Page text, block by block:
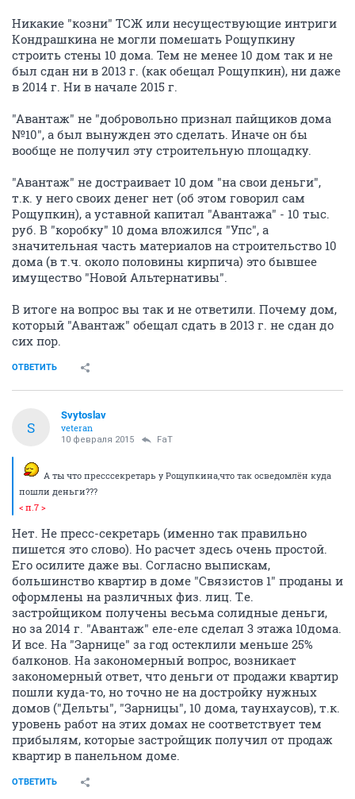
Никакие "козни" ТСЖ или несуществующие интриги
Кондрашкина не могли помешать Рощупкину
строить стены 10 дома. Тем не менее 10 дом так и не
был сдан ни в 2013 г. (как обещал Рощупкин), ни даже
в 2014 г. Ни в начале 2015 г.
"Авантаж" не "добровольно признал пайщиков дома
№10", а был вынужден это сделать. Иначе он бы
вообще не получил эту строительную площадку.
"Авантаж" не достраивает 10 дом "на свои деньги",
т.к. у него своих денег нет (об этом говорил сам
Рощупкин), а уставной капитал "Авантажа" - 10 тыс.
руб. В "коробку" 10 дома вложился "Упс", а
значительная часть материалов на строительство 10
дома (в т.ч. около половины кирпича) это бывшее
имущество "Новой Альтернативы".
В итоге на вопрос вы так и не ответили. Почему дом,
который "Авантаж" обещал сдать в 2013 г. не сдан до
сих пор.
ОТВЕТИТЬ
S
Svytoslav
veteran
10 февраля 2015 FaT
А ты что пресссекретарь у Рощупкина,что так осведомлён куда
пошли деньги???
< п.7 >
Нет. Не пресс-секретарь (именно так правильно
пишется это слово). Но расчет здесь очень простой.
Его осилите даже вы. Согласно выпискам,
большинство квартир в доме "Связистов 1" проданы и
оформлены на различных физ. лиц. Т.е.
застройщиком получены весьма солидные деньги,
но за 2014 г. "Авантаж" еле-еле сделал 3 этажа 10дома.
И все. На "Зарнице" за год остеклили меньше 25%
балконов. На закономерный вопрос, возникает
закономерный ответ, что деньги от продажи квартир
пошли куда-то, но точно не на достройку нужных
домов ("Дельты", "Зарницы", 10 дома, таунхаусов), т.к.
уровень работ на этих домах не соответствует тем
прибылям, которые застройщик получил от продаж
квартир в панельном доме.
ОТВЕТИТЬ